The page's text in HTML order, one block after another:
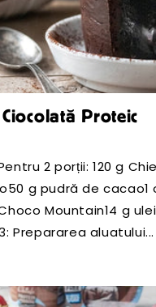
Proteic
Pentru 2 porții: 120 g
g pudră de cacao1
Mountain14 g
Prepararea aluatului...